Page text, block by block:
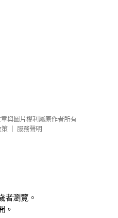
與圖片權利屬原作者所有
策
服務聲明
者瀏覽。
。